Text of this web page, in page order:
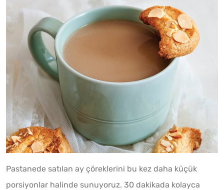
Pastanede satılan ay çöreklerini bu kez daha küçük
porsiyonlar halinde sunuyoruz. 30 dakikada kolayca